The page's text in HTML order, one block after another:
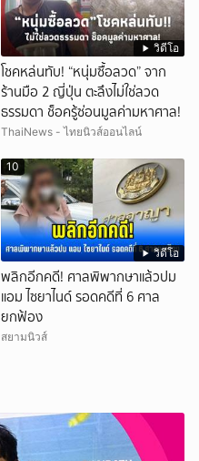
วิดีโอ
โชคหล่นทับ! “หนุ่มซื้อลวด” จาก
ร้านมือ 2 ญี่ปุ่น ตะลึงไม่ใช่ลวด
ธรรมดา ช็อครู้ซ่อนมูลค่ามหาศาล!
ThaiNews - ไทยนิวส์ออนไลน์
วิดีโอ
10
พลิกอีกคดี! ศาลพิพากษาแล้วปม
แอม ไซยาไนด์ รอดคดีที่ 6 ศาล
ยกฟ้อง
สยามนิวส์